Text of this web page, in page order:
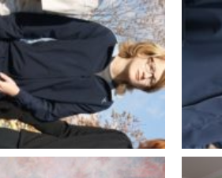
Wycieczka
na